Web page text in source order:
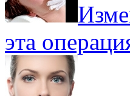
эта